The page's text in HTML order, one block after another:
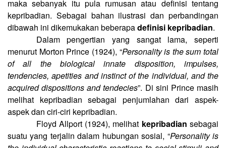
maka sebanyak itu pula rumusan atau definisi tentang
kepribadian. Sebagai bahan ilustrasi dan perbandingan
dibawah ini dikemukakan beberapadefinisi kepribadian.
Dalam pengertian yang sangat lama, seperti
menurut Morton Prince (1924), “Personality is the sum total
of all the biological innate disposition, impulses,
tendencies, apetities and instinct of the individual, and the
acquired dispositions and tendecies”. Di sini Prince masih
melihat kepribadian sebagai penjumlahan dari aspek-
aspek dan ciri-ciri kepribadian.
Floyd Allport (1924), melihat kepribadian sebagai
suatu yang terjalin dalam hubungan sosial, “Personality is